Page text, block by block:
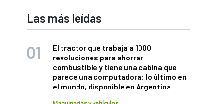
Las más leídas
El tractor que trabaja a 1000
revoluciones para ahorrar
combustible y tiene una cabina que
parece una computadora: lo último en
el mundo, disponible en Argentina